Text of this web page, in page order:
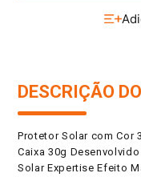
DESCRIÇÃO
Protetor Solar com Cor
Caixa 30g
Solar Expertise Efeito